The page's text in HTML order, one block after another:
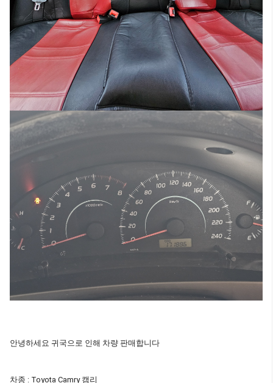
안녕하세요 귀국으로 인해 차량 판매합니다
차종 : Toyota Camry 캠리